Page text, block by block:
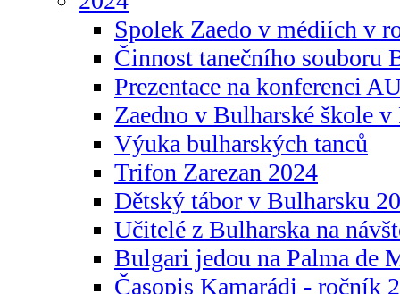
Spolek Zaedo v médiích v
Činnost tanečního souboru
Prezentace na konferenci
Zaedno v Bulharské škole v
Výuka bulharských tanců
Trifon Zarezan 2024
Dětský tábor v Bulharsku
Učitelé z Bulharska na
Bulgari jedou na Palma de
Časopis Kamarádi - ročník